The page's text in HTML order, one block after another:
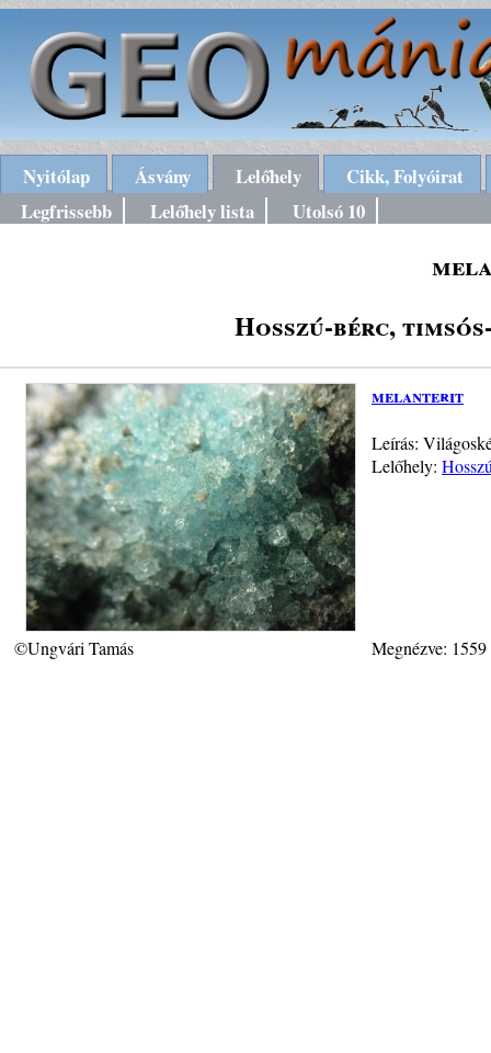
Nyitólap Ásvány Lelőhely
Cikk, Folyóirat
Legfrissebb
Lelőhely lista Utolsó 10
Hosszú-bérc,
melanterit
Leírás:
Lelőhely:
©Ungvári Tamás Megnézve: